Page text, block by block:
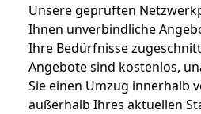
Unsere geprüften
Ihnen unverbindliche
Ihre Bedürfnisse
Angebote sind kostenlos,
Sie einen Umzug innerhalb
außerhalb Ihres aktuellen